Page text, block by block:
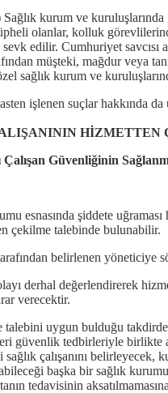
Sağlık kurum ve
olanlar, kolluk
sevk edilir. Cumhuriyet
müşteki, mağdur veya
sağlık kurum ve
işlenen suçlar hakkında da
HİZMETTEN
Çalışan Güvenliğinin
esnasında şiddete
çekilme talebinde bulunabilir.
belirlenen yöneticiye
derhal değerlendirerek
verecektir.
uygun bulduğu takdirde
güvenlik tedbirleriyle birlikte
çalışanını
başka bir sağlık
tedavisinin